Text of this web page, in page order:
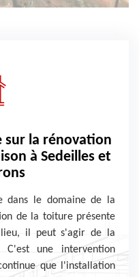
sur la rénovation
à Sedeilles et
dans le domaine de la
de la toiture présente
lieu, il peut s'agir de la
une intervention
que l'installation